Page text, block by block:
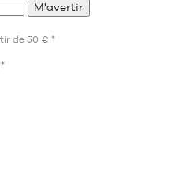
M'avertir
de 50 € *